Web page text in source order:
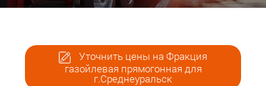
Уточнить цены на Фракция
газойлевая прямогонная для
г.Среднеуральск